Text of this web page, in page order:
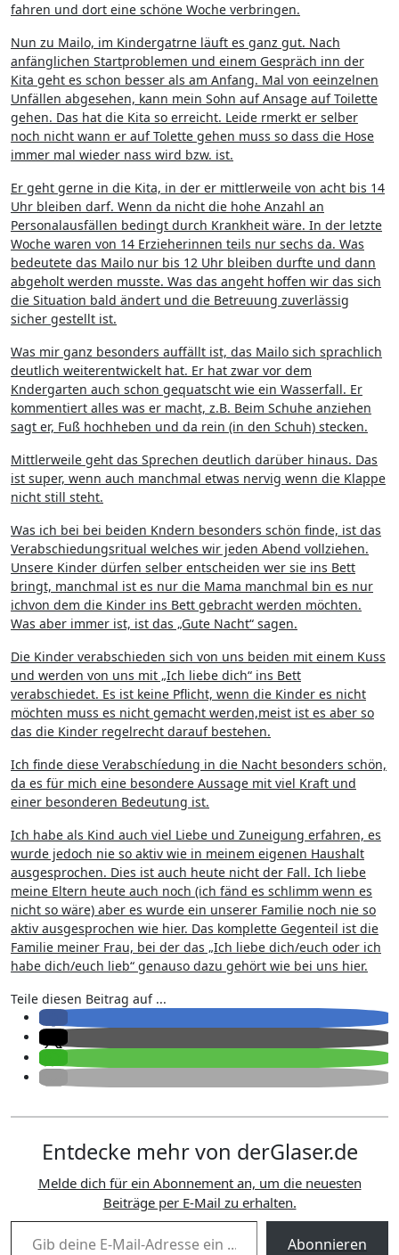
fahren und dort eine schöne Woche verbringen.
Nun zu Mailo, im Kindergatrne läuft es ganz gut. Nach
anfänglichen Startproblemen und einem Gespräch inn der
Kita geht es schon besser als am Anfang. Mal von eeinzelnen
Unfällen abgesehen, kann mein Sohn auf Ansage auf Toilette
gehen. Das hat die Kita so erreicht. Leide rmerkt er selber
noch nicht wann er auf Tolette gehen muss so dass die Hose
immer mal wieder nass wird bzw. ist.
Er geht gerne in die Kita, in der er mittlerweile von acht bis 14
Uhr bleiben darf. Wenn da nicht die hohe Anzahl an
Personalausfällen bedingt durch Krankheit wäre. In der letzte
Woche waren von 14 Erzieherinnen teils nur sechs da. Was
bedeutete das Mailo nur bis 12 Uhr bleiben durfte und dann
abgeholt werden musste. Was das angeht hoffen wir das sich
die Situation bald ändert und die Betreuung zuverlässig
sicher gestellt ist.
Was mir ganz besonders auffällt ist, das Mailo sich sprachlich
deutlich weiterentwickelt hat. Er hat zwar vor dem
Kndergarten auch schon gequatscht wie ein Wasserfall. Er
kommentiert alles was er macht, z.B. Beim Schuhe anziehen
sagt er, Fuß hochheben und da rein (in den Schuh) stecken.
Mittlerweile geht das Sprechen deutlich darüber hinaus. Das
ist super, wenn auch manchmal etwas nervig wenn die Klappe
nicht still steht.
Was ich bei bei beiden Kndern besonders schön finde, ist das
Verabschiedungsritual welches wir jeden Abend vollziehen.
Unsere Kinder dürfen selber entscheiden wer sie ins Bett
bringt, manchmal ist es nur die Mama manchmal bin es nur
ichvon dem die Kinder ins Bett gebracht werden möchten.
Was aber immer ist, ist das „Gute Nacht“ sagen.
Die Kinder verabschieden sich von uns beiden mit einem Kuss
und werden von uns mit „Ich liebe dich“ ins Bett
verabschiedet. Es ist keine Pflicht, wenn die Kinder es nicht
möchten muss es nicht gemacht werden,meist ist es aber so
das die Kinder regelrecht darauf bestehen.
Ich finde diese Verabschíedung in die Nacht besonders schön,
da es für mich eine besondere Aussage mit viel Kraft und
einer besonderen Bedeutung ist.
Ich habe als Kind auch viel Liebe und Zuneigung erfahren, es
wurde jedoch nie so aktiv wie in meinem eigenen Haushalt
ausgesprochen. Dies ist auch heute nicht der Fall. Ich liebe
meine Eltern heute auch noch (ich fänd es schlimm wenn es
nicht so wäre) aber es wurde ein unserer Familie noch nie so
aktiv ausgesprochen wie hier. Das komplette Gegenteil ist die
Familie meiner Frau, bei der das „Ich liebe dich/euch oder ich
habe dich/euch lieb“ genauso dazu gehört wie bei uns hier.
Teile diesen Beitrag auf ...
Entdecke mehr von derGlaser.de
Melde dich für ein Abonnement an, um die neuesten
Beiträge per E-Mail zu erhalten.
Gib deine E-Mail-Adresse ein ...
Abonnieren